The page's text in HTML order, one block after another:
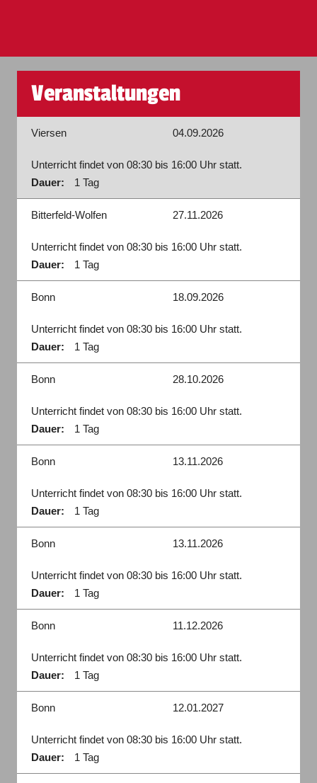
Veranstaltungen
Bitterfeld-Wolfen 27.11.2026
Unterricht findet von 08:30 bis 16:00 Uhr statt.
Dauer:
1 Tag
Bonn 18.09.2026
Unterricht findet von 08:30 bis 16:00 Uhr statt.
Dauer:
1 Tag
Bonn 28.10.2026
Unterricht findet von 08:30 bis 16:00 Uhr statt.
Dauer:
1 Tag
Bonn 13.11.2026
Unterricht findet von 08:30 bis 16:00 Uhr statt.
Dauer:
1 Tag
Bonn 13.11.2026
Unterricht findet von 08:30 bis 16:00 Uhr statt.
Dauer:
1 Tag
Bonn 11.12.2026
Unterricht findet von 08:30 bis 16:00 Uhr statt.
Dauer:
1 Tag
Bonn 12.01.2027
Unterricht findet von 08:30 bis 16:00 Uhr statt.
Dauer:
1 Tag
Viersen 04.09.2026
Unterricht findet von 08:30 bis 16:00 Uhr statt.
Dauer:
1 Tag